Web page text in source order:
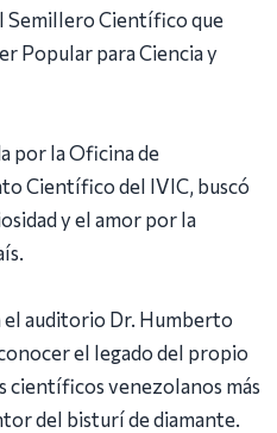
Semillero Científico que
Popular para Ciencia y
por la Oficina de
Científico del IVIC, buscó
y el amor por la
el auditorio Dr. Humberto
el legado del propio
científicos venezolanos más
del bisturí de diamante.